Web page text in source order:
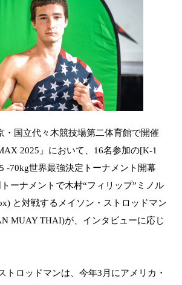
国立代々木競技場第二体育館で開催
2025」において、16名参加の[K-1
-70kg世界最強決定トーナメント開幕
ーナメントで木村“フィリップ”ミノル
と対戦するメイソン・ストロッドマン
MUAY THAI)が、インタビューに応じ
トロッドマンは、今年3月にアメリカ・